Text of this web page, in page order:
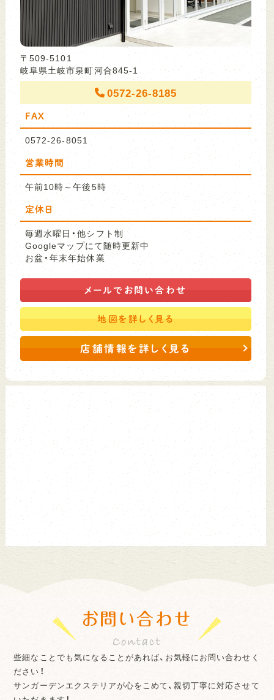
〒509-5101
岐阜県土岐市泉町河合845-1
0572-26-8185
FAX
0572-26-8051
営業時間
午前10時～午後5時
定休日
毎週水曜日・他シフト制
Googleマップにて随時更新中
お盆・年末年始休業
メールで お問い合わせ
地図を詳しく見る
店舗情報を詳しく見る
お問い合わせ
些細なことでも気になることがあれば、お気軽にお問い合わせく
ださい！
サンガーデンエクステリアが心をこめて、親切丁寧に対応させて